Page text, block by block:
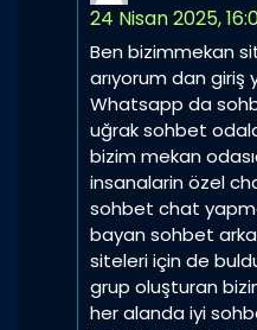
24 Nisan 2025,
Ben bizimmekan
arıyorum dan giriş
Whatsapp da
uğrak sohbet
bizim mekan
insanalarin özel
sohbet chat
bayan sohbet
siteleri için de
grup oluşturan
her alanda iyi